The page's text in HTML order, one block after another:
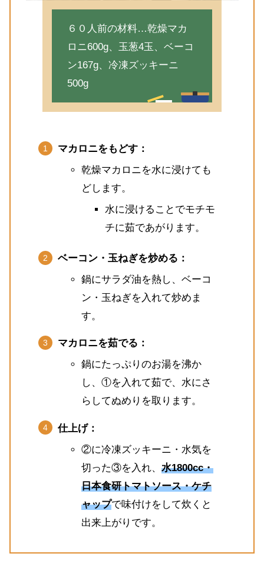
６０人前の材料…乾燥マカ
ロニ600g、玉葱4玉、ベーコ
ン167g、冷凍ズッキーニ
500g
マカロニをもどす：
乾燥マカロニを水に浸けても
どします。
水に浸けることでモチモ
チに茹であがります。
ベーコン・玉ねぎを炒める：
鍋にサラダ油を熱し、ベーコ
ン・玉ねぎを入れて炒めま
す。
マカロニを茹でる：
鍋にたっぷりのお湯を沸か
し、①を入れて茹で、水にさ
らしてぬめりを取ります。
仕上げ：
②に冷凍ズッキーニ・水気を
切った③を入れ、 水1800cc・
日本食研トマトソース・ケチ
ャップで味付けをして炊くと
出来上がりです。